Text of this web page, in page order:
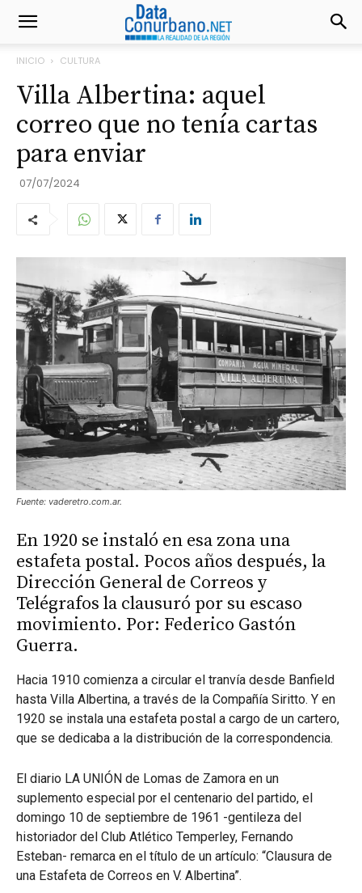
INICIO CULTURA
Villa Albertina: aquel
correo que no tenía cartas
para enviar
07/07/2024
Fuente: vaderetro.com.ar.
En 1920 se instaló en esa zona una
estafeta postal. Pocos años después, la
Dirección General de Correos y
Telégrafos la clausuró por su escaso
movimiento. Por: Federico Gastón
Guerra.
Hacia 1910 comienza a circular el tranvía desde Banfield
hasta Villa Albertina, a través de la Compañía Siritto. Y en
1920 se instala una estafeta postal a cargo de un cartero,
que se dedicaba a la distribución de la correspondencia.
El diario LA UNIÓN de Lomas de Zamora en un
suplemento especial por el centenario del partido, el
domingo 10 de septiembre de 1961 -gentileza del
historiador del Club Atlético Temperley, Fernando
Esteban- remarca en el título de un artículo: “Clausura de
una Estafeta de Correos en V. Albertina”.